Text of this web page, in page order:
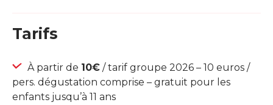
Tarifs
À partir de 10€ / tarif groupe 2026 – 10 euros /
pers. dégustation comprise – gratuit pour les
enfants jusqu’à 11 ans